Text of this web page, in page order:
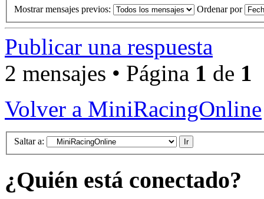
Mostrar mensajes previos: Ordenar por
Publicar una respuesta
2 mensajes • Página 1 de 1
Volver a MiniRacingOnline
Saltar a:
¿Quién está conectado?